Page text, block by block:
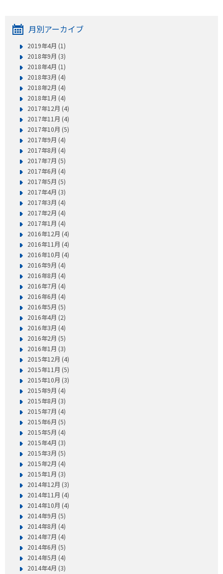
月別アーカイブ
2019年4月 (1)
2018年9月 (3)
2018年4月 (1)
2018年3月 (4)
2018年2月 (4)
2018年1月 (4)
2017年12月 (4)
2017年11月 (4)
2017年10月 (5)
2017年9月 (4)
2017年8月 (4)
2017年7月 (5)
2017年6月 (4)
2017年5月 (5)
2017年4月 (3)
2017年3月 (4)
2017年2月 (4)
2017年1月 (4)
2016年12月 (4)
2016年11月 (4)
2016年10月 (4)
2016年9月 (4)
2016年8月 (4)
2016年7月 (4)
2016年6月 (4)
2016年5月 (5)
2016年4月 (2)
2016年3月 (4)
2016年2月 (5)
2016年1月 (3)
2015年12月 (4)
2015年11月 (5)
2015年10月 (3)
2015年9月 (4)
2015年8月 (3)
2015年7月 (4)
2015年6月 (5)
2015年5月 (4)
2015年4月 (3)
2015年3月 (5)
2015年2月 (4)
2015年1月 (3)
2014年12月 (3)
2014年11月 (4)
2014年10月 (4)
2014年9月 (5)
2014年8月 (4)
2014年7月 (4)
2014年6月 (5)
2014年5月 (4)
2014年4月 (3)